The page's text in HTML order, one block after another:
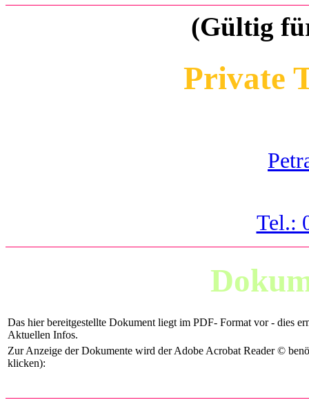
(Gültig
Private
Tel.:
Das hier bereitgestellte Dokument liegt im PDF- Format vor - dies
Aktuellen Infos.
Zur Anzeige der Dokumente wird der Adobe Acrobat Reader ©
klicken):